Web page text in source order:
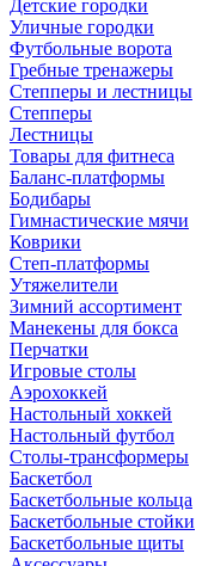
Детские городки
Уличные городки
Футбольные ворота
Гребные тренажеры
Степперы и лестницы
Степперы
Лестницы
Товары для фитнеса
Баланс-платформы
Бодибары
Гимнастические мячи
Коврики
Степ-платформы
Утяжелители
Зимний ассортимент
Манекены для бокса
Перчатки
Игровые столы
Аэрохоккей
Настольный хоккей
Настольный футбол
Столы-трансформеры
Баскетбол
Баскетбольные кольца
Баскетбольные стойки
Баскетбольные щиты